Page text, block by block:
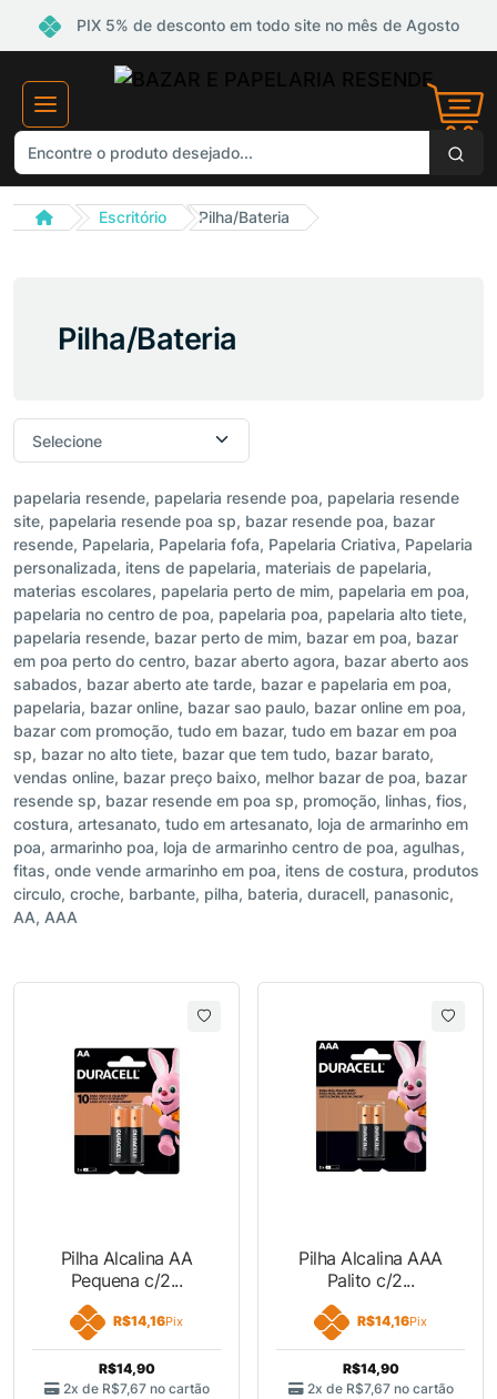
PIX 5% de desconto em todo site no mês de Agosto
Escritório Pilha/Bateria
Pilha/Bateria
papelaria resende, papelaria resende poa, papelaria resende
site, papelaria resende poa sp, bazar resende poa, bazar
resende, Papelaria, Papelaria fofa, Papelaria Criativa, Papelaria
personalizada, itens de papelaria, materiais de papelaria,
materias escolares, papelaria perto de mim, papelaria em poa,
papelaria no centro de poa, papelaria poa, papelaria alto tiete,
papelaria resende, bazar perto de mim, bazar em poa, bazar
em poa perto do centro, bazar aberto agora, bazar aberto aos
sabados, bazar aberto ate tarde, bazar e papelaria em poa,
papelaria, bazar online, bazar sao paulo, bazar online em poa,
bazar com promoção, tudo em bazar, tudo em bazar em poa
sp, bazar no alto tiete, bazar que tem tudo, bazar barato,
vendas online, bazar preço baixo, melhor bazar de poa, bazar
resende sp, bazar resende em poa sp, promoção, linhas, fios,
costura, artesanato, tudo em artesanato, loja de armarinho em
poa, armarinho poa, loja de armarinho centro de poa, agulhas,
fitas, onde vende armarinho em poa, itens de costura, produtos
circulo, croche, barbante, pilha, bateria, duracell, panasonic,
AA, AAA
Pilha Alcalina AA
Pequena c/2...
R$14,16Pix
R$14,90
2x de R$7,67 no cartão
Pilha Alcalina AAA
Palito c/2...
R$14,16Pix
R$14,90
2x de R$7,67 no cartão